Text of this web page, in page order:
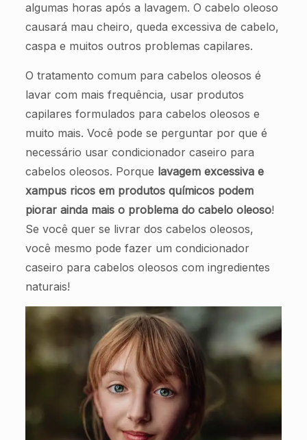
algumas horas após a lavagem. O cabelo oleoso
causará mau cheiro, queda excessiva de cabelo,
caspa e muitos outros problemas capilares.
O tratamento comum para cabelos oleosos é
lavar com mais frequência, usar produtos
capilares formulados para cabelos oleosos e
muito mais. Você pode se perguntar por que é
necessário usar condicionador caseiro para
cabelos oleosos. Porque lavagem excessiva e
xampus ricos em produtos químicos podem
piorar ainda mais o problema do cabelo oleoso!
Se você quer se livrar dos cabelos oleosos,
você mesmo pode fazer um condicionador
caseiro para cabelos oleosos com ingredientes
naturais!